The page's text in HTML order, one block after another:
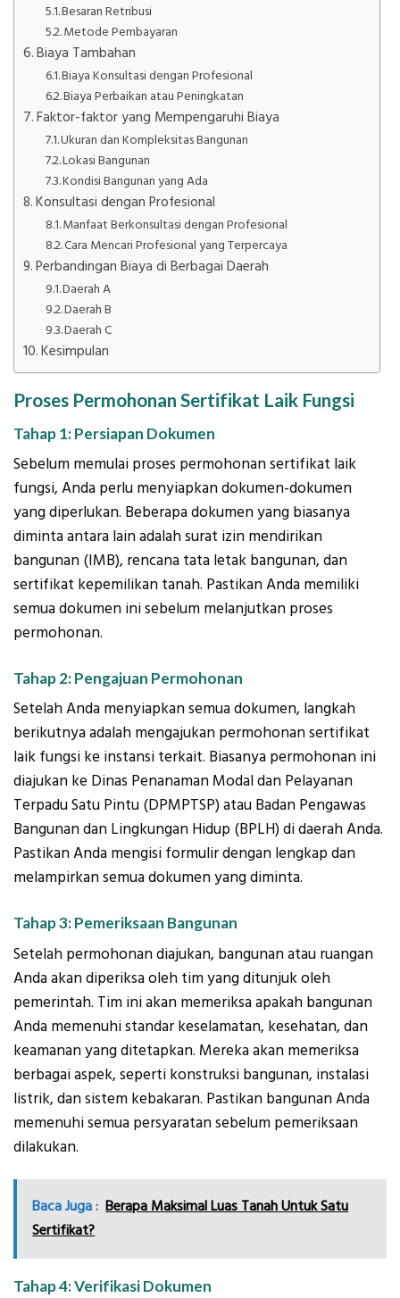
Besaran Retribusi
Metode Pembayaran
Biaya Tambahan
Biaya Konsultasi dengan Profesional
Biaya Perbaikan atau Peningkatan
Faktor-faktor yang Mempengaruhi Biaya
Ukuran dan Kompleksitas Bangunan
Lokasi Bangunan
Kondisi Bangunan yang Ada
Konsultasi dengan Profesional
Manfaat Berkonsultasi dengan Profesional
Cara Mencari Profesional yang Terpercaya
Perbandingan Biaya di Berbagai Daerah
Daerah A
Daerah B
Daerah C
Kesimpulan
Proses Permohonan Sertifikat Laik Fungsi
Tahap 1: Persiapan Dokumen
Sebelum memulai proses permohonan sertifikat laik
fungsi, Anda perlu menyiapkan dokumen-dokumen
yang diperlukan. Beberapa dokumen yang biasanya
diminta antara lain adalah surat izin mendirikan
bangunan (IMB), rencana tata letak bangunan, dan
sertifikat kepemilikan tanah. Pastikan Anda memiliki
semua dokumen ini sebelum melanjutkan proses
permohonan.
Tahap 2: Pengajuan Permohonan
Setelah Anda menyiapkan semua dokumen, langkah
berikutnya adalah mengajukan permohonan sertifikat
laik fungsi ke instansi terkait. Biasanya permohonan ini
diajukan ke Dinas Penanaman Modal dan Pelayanan
Terpadu Satu Pintu (DPMPTSP) atau Badan Pengawas
Bangunan dan Lingkungan Hidup (BPLH) di daerah Anda.
Pastikan Anda mengisi formulir dengan lengkap dan
melampirkan semua dokumen yang diminta.
Tahap 3: Pemeriksaan Bangunan
Setelah permohonan diajukan, bangunan atau ruangan
Anda akan diperiksa oleh tim yang ditunjuk oleh
pemerintah. Tim ini akan memeriksa apakah bangunan
Anda memenuhi standar keselamatan, kesehatan, dan
keamanan yang ditetapkan. Mereka akan memeriksa
berbagai aspek, seperti konstruksi bangunan, instalasi
listrik, dan sistem kebakaran. Pastikan bangunan Anda
memenuhi semua persyaratan sebelum pemeriksaan
dilakukan.
Baca Juga : Berapa Maksimal Luas Tanah Untuk Satu
Sertifikat?
Tahap 4: Verifikasi Dokumen